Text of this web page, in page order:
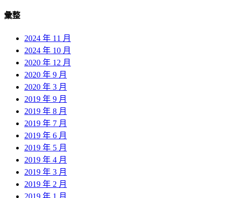
彙整
2024 年 11 月
2024 年 10 月
2020 年 12 月
2020 年 9 月
2020 年 3 月
2019 年 9 月
2019 年 8 月
2019 年 7 月
2019 年 6 月
2019 年 5 月
2019 年 4 月
2019 年 3 月
2019 年 2 月